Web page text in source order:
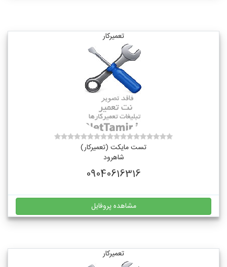
تعمیرکار
تست مایکت (تعمیرکار)
شاهرود
09040616316
مشاهده پروفایل
تعمیرکار